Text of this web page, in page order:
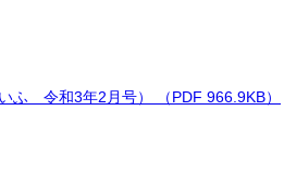
ふ 令和3年2月号） （PDF 966.9KB）